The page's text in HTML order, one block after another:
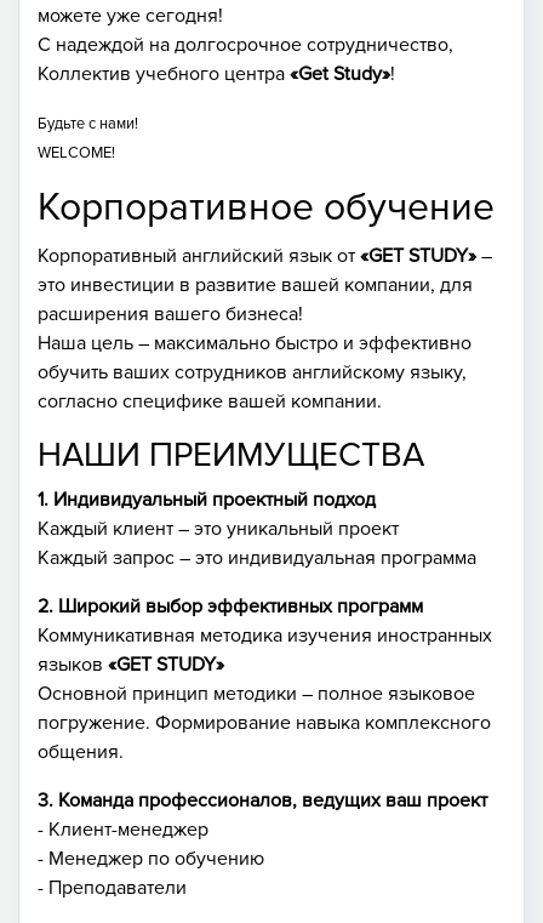
можете уже сегодня!
С надеждой на долгосрочное сотрудничество,
Коллектив учебного центра «Get Study»!
Будьте с нами!
WELCOME!
Корпоративное обучение
Корпоративный английский язык от «GET STUDY» –
это инвестиции в развитие вашей компании, для
расширения вашего бизнеса!
Наша цель – максимально быстро и эффективно
обучить ваших сотрудников английскому языку,
согласно специфике вашей компании.
НАШИ ПРЕИМУЩЕСТВА
1. Индивидуальный проектный подход
Каждый клиент – это уникальный проект
Каждый запрос – это индивидуальная программа
2. Широкий выбор эффективных программ
Коммуникативная методика изучения иностранных
языков «GET STUDY»
Основной принцип методики – полное языковое
погружение. Формирование навыка комплексного
общения.
3. Команда профессионалов, ведущих ваш проект
- Клиент-менеджер
- Менеджер по обучению
- Преподаватели